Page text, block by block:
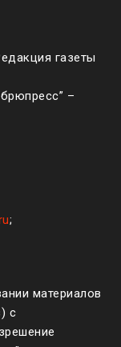
газеты
–
;
материалов
с